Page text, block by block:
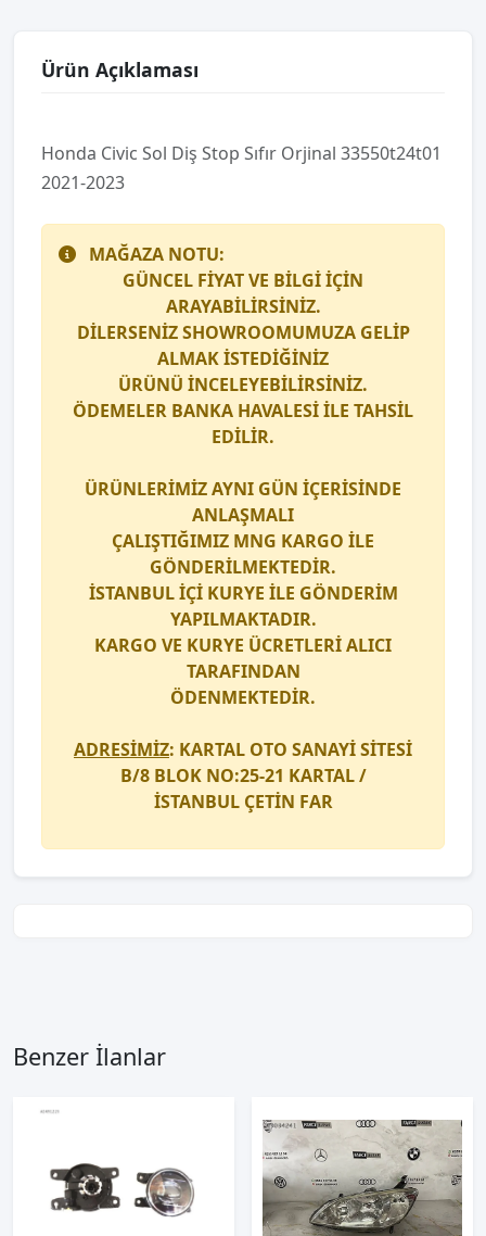
Ürün Açıklaması
Honda Ci̇vi̇c Sol Diş Stop Sıfır Orji̇nal 33550t24t01
2021-2023
MAĞAZA NOTU:
GÜNCEL FİYAT VE BİLGİ İÇİN
ARAYABİLİRSİNİZ.
DİLERSENİZ SHOWROOMUMUZA GELİP
ALMAK İSTEDİĞİNİZ
ÜRÜNÜ İNCELEYEBİLİRSİNİZ.
ÖDEMELER BANKA HAVALESİ İLE TAHSİL
EDİLİR.
ÜRÜNLERİMİZ AYNI GÜN İÇERİSİNDE
ANLAŞMALI
ÇALIŞTIĞIMIZ MNG KARGO İLE
GÖNDERİLMEKTEDİR.
İSTANBUL İÇİ KURYE İLE GÖNDERİM
YAPILMAKTADIR.
KARGO VE KURYE ÜCRETLERİ ALICI
TARAFINDAN
ÖDENMEKTEDİR.
ADRESİMİZ: KARTAL OTO SANAYİ SİTESİ
B/8 BLOK NO:25-21 KARTAL /
İSTANBUL ÇETİN FAR
Benzer İlanlar